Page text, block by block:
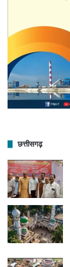
छत्तीसगढ़